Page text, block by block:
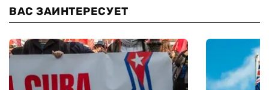
ВАС ЗАИНТЕРЕСУЕТ